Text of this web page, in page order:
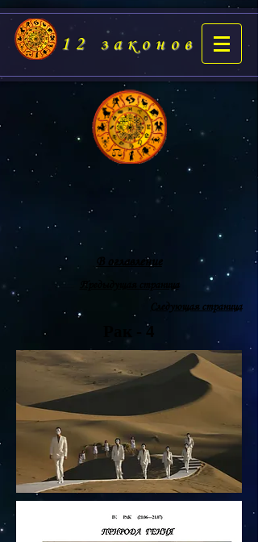
12 законов
В оглавление
Предыдущая страница
Следующая страница
Рак - 4